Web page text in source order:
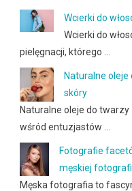
Wcierki do
Wcierki do
pielęgnacji, którego …
Naturalne oleje
skóry
Naturalne oleje do
wśród entuzjastów …
Fotografie
męskiej
Męska fotografia to